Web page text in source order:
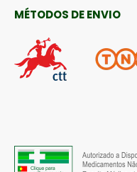
MÉTODOS DE ENVIO